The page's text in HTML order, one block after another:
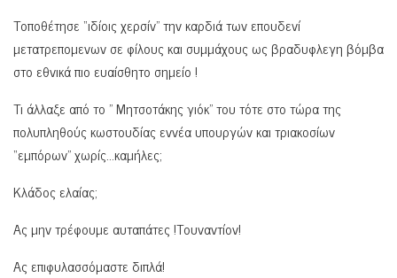
Τοποθέτησε “ιδίοις χερσίν” την καρδιά των επουδενί
μετατρεπομενων σε φίλους και συμμάχους ως βραδυφλεγη βόμβα
στο εθνικά πιο ευαίσθητο σημείο !
Τι άλλαξε από το ” Μητσοτάκης γιόκ” του τότε στο τώρα της
πολυπληθούς κωστουδίας εννέα υπουργών και τριακοσίων
“εμπόρων” χωρίς…καμήλες;
Κλάδος ελαίας;
Ας μην τρέφουμε αυταπάτες !Τουναντίον!
Ας επιφυλασσόμαστε διπλά!